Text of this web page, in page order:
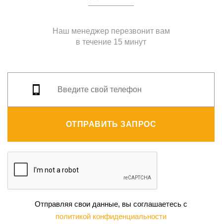
Наш менеджер перезвонит вам
в течение 15 минут
ОТПРАВИТЬ ЗАПРОС
Отправляя свои данные, вы соглашаетесь с
политикой конфиденциальности